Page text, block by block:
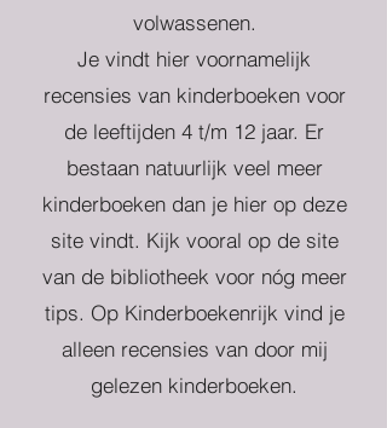
volwassenen.
Je vindt hier voornamelijk
recensies van kinderboeken voor
de leeftijden 4 t/m 12 jaar. Er
bestaan natuurlijk veel meer
kinderboeken dan je hier op deze
site vindt. Kijk vooral op de site
van de bibliotheek voor nóg meer
tips. Op Kinderboekenrijk vind je
alleen recensies van door mij
gelezen kinderboeken.